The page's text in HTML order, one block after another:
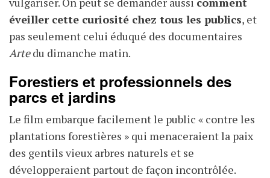
éveiller cette curiosité chez tous les publics, et
pas seulement celui éduqué des documentaires
Artedu dimanche matin.
Forestiers et professionnels des
parcs et jardins
Le film embarque facilement le public « contre les
plantations forestières » qui menaceraient la paix
des gentils vieux arbres naturels et se
développeraient partout de façon incontrôlée.